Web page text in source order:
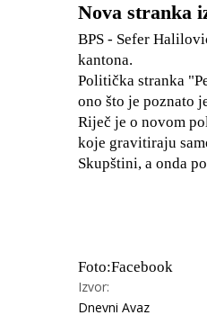
Nova stranka
BPS - Sefer
kantona.
Politička stranka
ono što je poznato
Riječ je o novom
koje gravitiraju
Skupštini, a onda
Foto:Facebook
Izvor:
Dnevni Avaz